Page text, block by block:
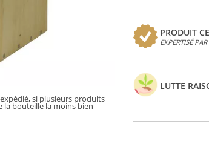
si plusieurs produits
bouteille la moins bien
PRODUIT
EXPERTISÉ
LUTTE